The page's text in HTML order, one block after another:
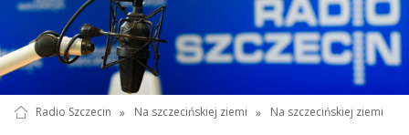
Radio Szczecin » Na szczecińskiej ziemi » Na szczecińskiej ziemi